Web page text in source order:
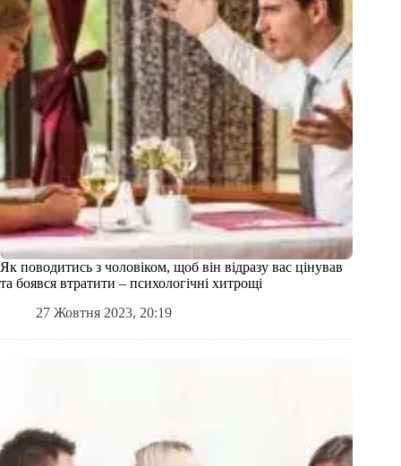
Як поводитись з чоловіком, щоб він відразу вас цінував
та боявся втратити – психологічні хитрощі
27 Жовтня 2023, 20:19